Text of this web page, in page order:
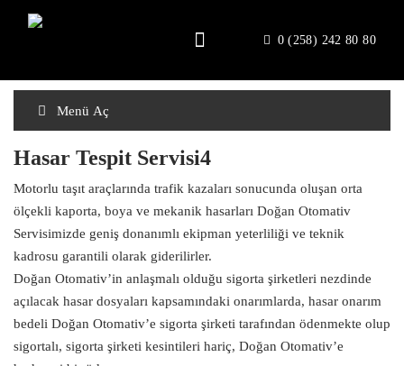
0 (258) 242 80 80
Menü Aç
Hasar Tespit Servisi4
Motorlu taşıt araçlarında trafik kazaları sonucunda oluşan orta
ölçekli kaporta, boya ve mekanik hasarları Doğan Otomativ
Servisimizde geniş donanımlı ekipman yeterliliği ve teknik
kadrosu garantili olarak giderilirler.
Doğan Otomativ’in anlaşmalı olduğu sigorta şirketleri nezdinde
açılacak hasar dosyaları kapsamındaki onarımlarda, hasar onarım
bedeli Doğan Otomativ’e sigorta şirketi tarafından ödenmekte olup
sigortalı, sigorta şirketi kesintileri hariç, Doğan Otomativ’e